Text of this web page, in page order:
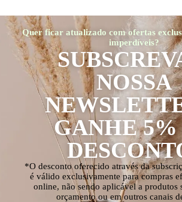
Quer ficar atualizado com ofertas
imperdíveis?
NOSSA
GANHE 5%
*O desconto oferecido através da
é válido exclusivamente para compras
online, não sendo aplicável a produtos
orçamento ou em outros canais